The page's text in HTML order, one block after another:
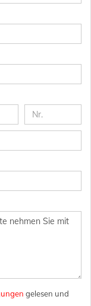
gelesen und